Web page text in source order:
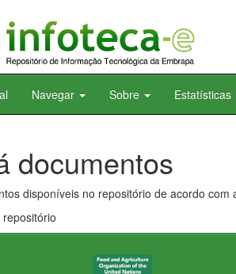
Navegar Sobre Estatísticas
documentos
disponíveis no repositório de acordo com